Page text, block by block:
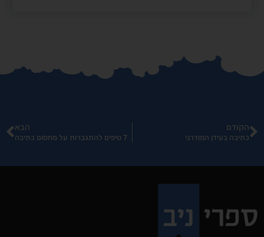
הקודם
כתיבה בעידן המודרני
הבא
7 טיפים להתגברות על מחסום כתיבה